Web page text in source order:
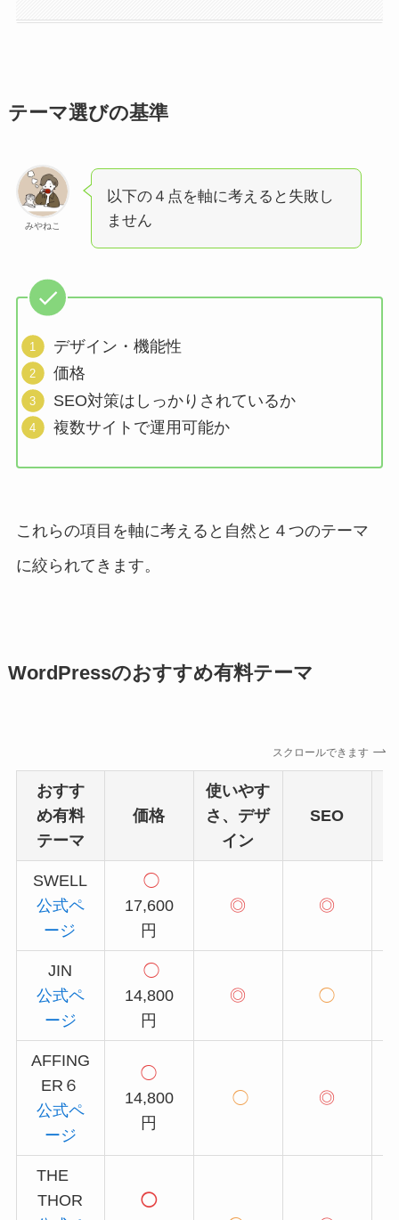
テーマ選びの基準
みやねこ
以下の４点を軸に考えると失敗し
ません
デザイン・機能性
価格
SEO対策はしっかりされているか
複数サイトで運用可能か
これらの項目を軸に考えると自然と４つのテーマ
に絞られてきます。
WordPressのおすすめ有料テーマ
スクロールできます
おすす
め有料
テーマ
価格
使いやす
さ、デザ
イン
SEO
SWELL
公式ペ
ージ
◯
17,600
円
◎ ◎
JIN
公式ペ
ージ
◯
14,800
円
◎ ◯
AFFING
ER６
公式ペ
ージ
◯
14,800
円
◯ ◎
THE
THOR
◯